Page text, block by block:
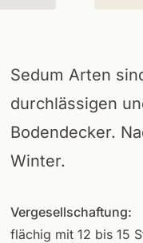
Sedum Arten
durchlässigen
Bodendecker.
Winter.
Vergesellschaftung:
flächig mit 12 bis 15